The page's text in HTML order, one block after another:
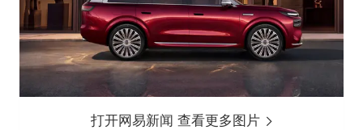
打开网易新闻 查看更多图片